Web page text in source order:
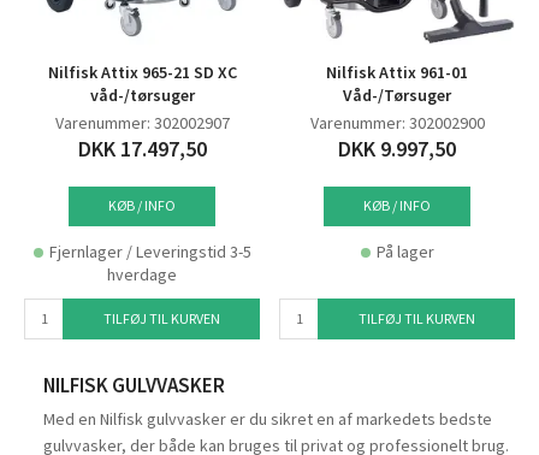
Nilfisk Attix 965-21 SD XC
våd-/tørsuger
Varenummer: 302002907
DKK 17.497,50
KØB / INFO
Fjernlager / Leveringstid 3-5
hverdage
TILFØJ TIL KURVEN
Nilfisk Attix 961-01
Våd-/Tørsuger
Varenummer: 302002900
DKK 9.997,50
KØB / INFO
På lager
TILFØJ TIL KURVEN
NILFISK GULVVASKER
Med en Nilfisk gulvvasker er du sikret en af markedets bedste
gulvvasker, der både kan bruges til privat og professionelt brug.